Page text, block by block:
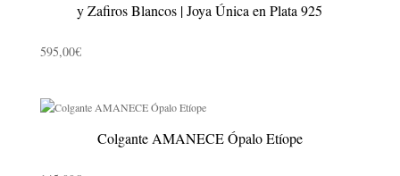
y Zafiros Blancos | Joya Única en Plata 925
595,00€
Colgante AMANECE Ópalo Etíope